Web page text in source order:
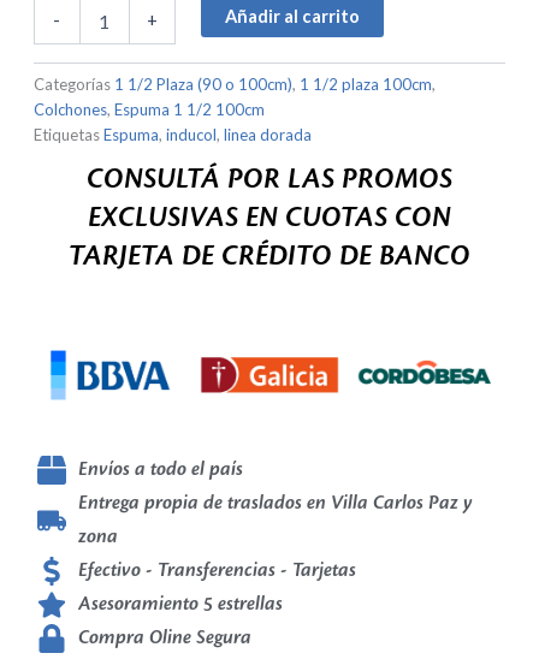
-
cantidad
+ Añadir al carrito
Categorías 1 1/2 Plaza (90 o 100cm), 1 1/2 plaza 100cm,
Colchones, Espuma 1 1/2 100cm
EtiquetasEspuma, inducol, linea dorada
CONSULTÁ POR LAS PROMOS
EXCLUSIVAS EN CUOTAS CON
TARJETA DE CRÉDITO DE BANCO
Envíos a todo el país
Entrega propia de traslados en Villa Carlos Paz y
zona
Efectivo - Transferencias - Tarjetas
Asesoramiento 5 estrellas
Compra Oline Segura